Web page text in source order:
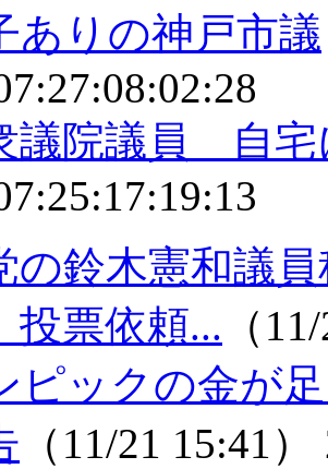
ありの神戸市議
議院議員 自宅
の鈴木憲和議
票依頼... （
ピックの金が
（11/21 15:41）